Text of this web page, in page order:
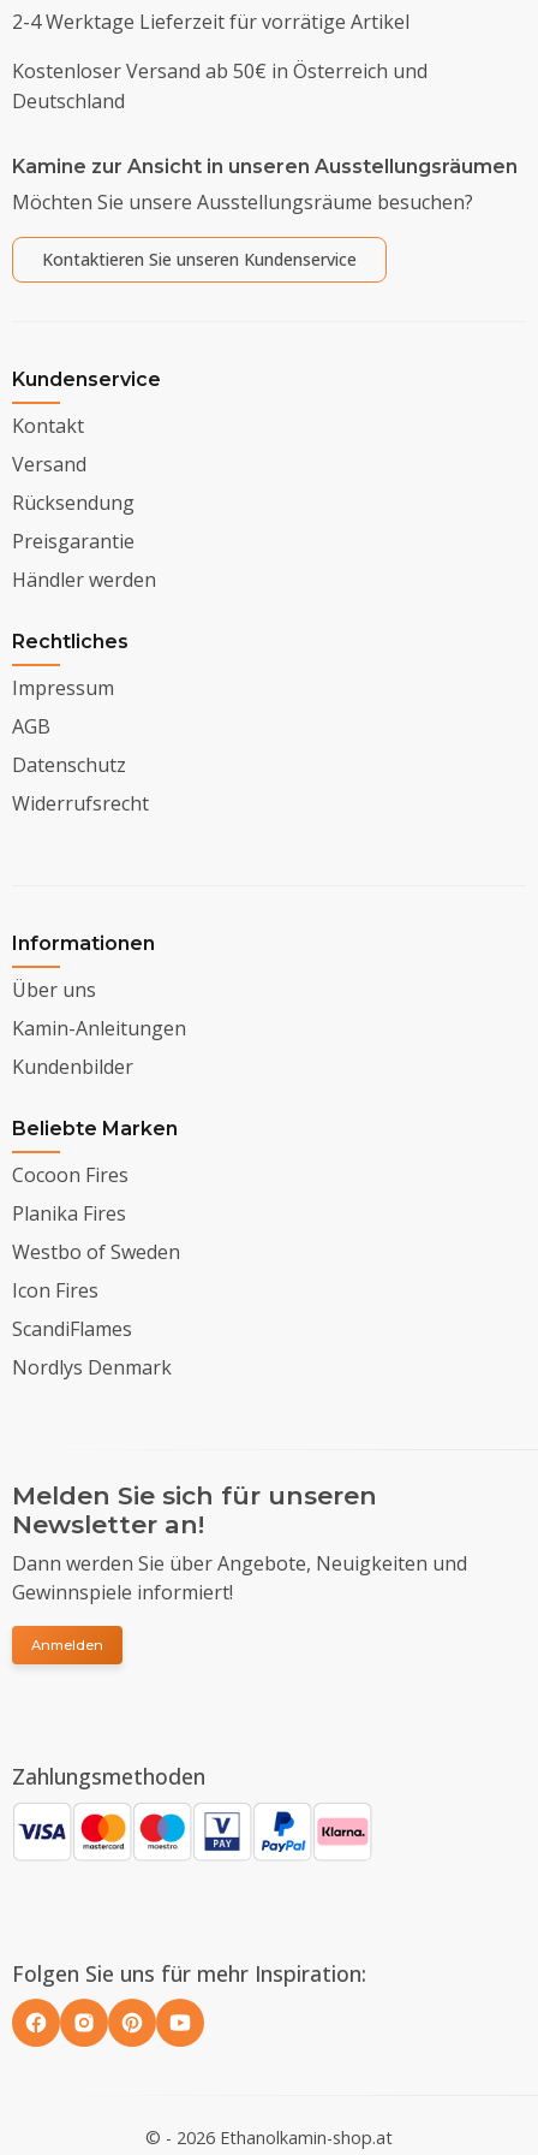
2-4 Werktage Lieferzeit für vorrätige Artikel
Kostenloser Versand ab 50€ in Österreich und
Deutschland
Kamine zur Ansicht in unseren Ausstellungsräumen
Möchten Sie unsere Ausstellungsräume besuchen?
Kontaktieren Sie unseren Kundenservice
Kundenservice
Kontakt
Versand
Rücksendung
Preisgarantie
Händler werden
Rechtliches
Impressum
AGB
Datenschutz
Widerrufsrecht
Informationen
Über uns
Kamin-Anleitungen
Kundenbilder
Beliebte Marken
Cocoon Fires
Planika Fires
Westbo of Sweden
Icon Fires
ScandiFlames
Nordlys Denmark
Melden Sie sich für unseren
Newsletter an!
Dann werden Sie über Angebote, Neuigkeiten und
Gewinnspiele informiert!
Anmelden
Zahlungsmethoden
Folgen Sie uns für mehr Inspiration:
© - 2026 Ethanolkamin-shop.at